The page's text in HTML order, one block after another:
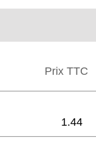
Prix ​​TTC
1.44